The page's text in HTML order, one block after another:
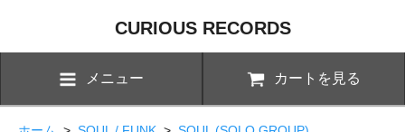
CURIOUS RECORDS
メニュー カートを見る